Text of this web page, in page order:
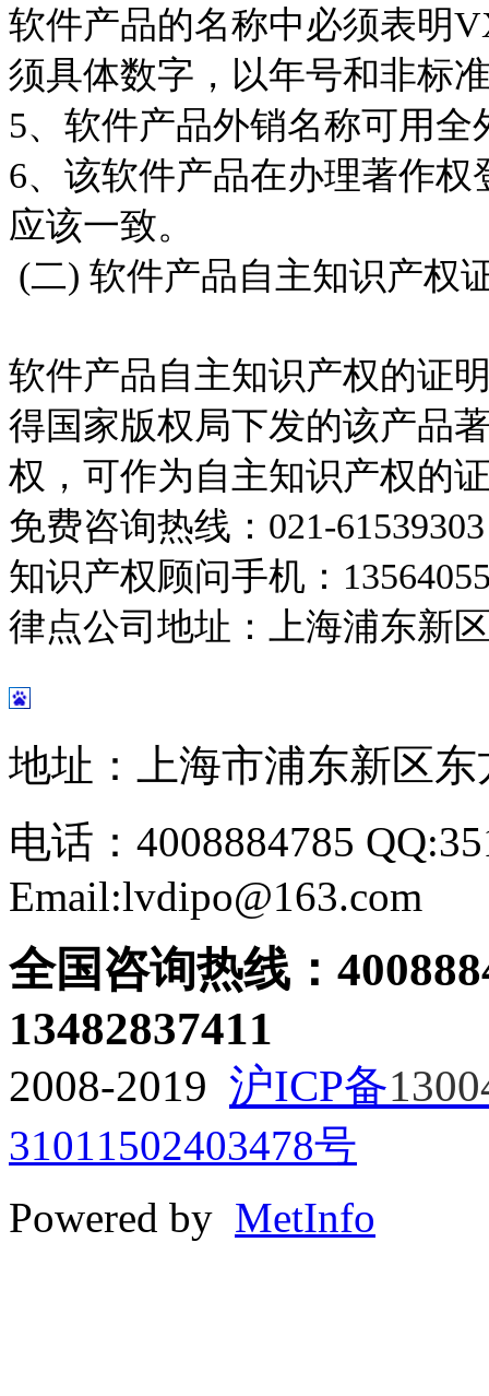
软件产品的名称中必须表明
须具体数字，以年号和非标
5、软件产品外销名称可用
6、该软件产品在办理著作
应该一致。
(二) 软件产品自主知识产权
软件产品自主知识产权的证
得国家版权局下发的该产品
权，可作为自主知识产权的
免费咨询热线： 021-
知识产权顾问手机：
律点公司地址：上海浦东新
地址：上海市浦东新区东
电话：4008884785
Email:lvdipo@163.com
全国咨询热线：
13482837411
2008-2019 沪ICP备
31011502403478号
Powered by MetInfo